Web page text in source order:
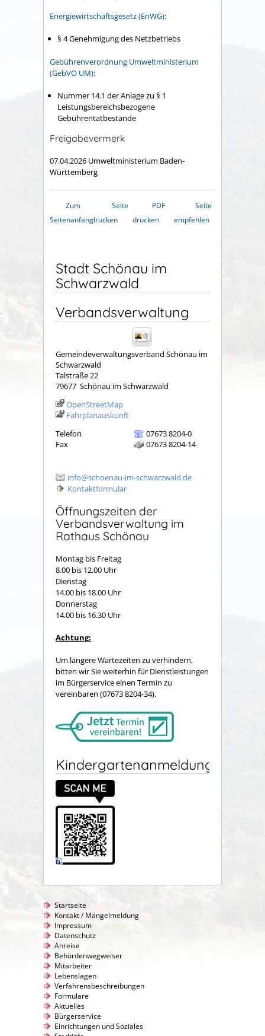
Energiewirtschaftsgesetz (EnWG):
§ 4 Genehmigung des Netzbetriebs
Gebührenverordnung Umweltministerium
(GebVO UM):
Nummer 14.1 der Anlage zu § 1
Leistungsbereichsbezogene
Gebührentatbestände
Freigabevermerk
07.04.2026 Umweltministerium Baden-
Württemberg
Zum
Seitenanfang
Seite
drucken
PDF
drucken
Seite
empfehlen
Stadt Schönau im
Schwarzwald
Verbandsverwaltung
Gemeindeverwaltungsverband Schönau im
Schwarzwald
Talstraße 22
79677 Schönau im Schwarzwald
OpenStreetMap
Fahrplanauskunft
Telefon
07673 8204-0
Fax
07673 8204-14
info@schoenau-im-schwarzwald.de
Kontaktformular
Öffnungszeiten der
Verbandsverwaltung im
Rathaus Schönau
Montag bis Freitag
8.00 bis 12.00 Uhr
Dienstag
14.00 bis 18.00 Uhr
Donnerstag
14.00 bis 16.30 Uhr
Achtung:
Um längere Wartezeiten zu verhindern,
bitten wir Sie weiterhin für Dienstleistungen
im Bürgerservice einen Termin zu
vereinbaren (07673 8204-34).
Kindergartenanmeldung
Startseite
Kontakt / Mängelmeldung
Impressum
Datenschutz
Anreise
Behördenwegweiser
Mitarbeiter
Lebenslagen
Verfahrensbeschreibungen
Formulare
Aktuelles
Bürgerservice
Einrichtungen und Soziales